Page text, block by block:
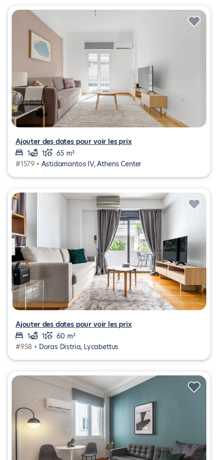
Ajouter des dates pour voir les prix
1
1
65 m²
#1579 • Astidamantos IV, Athens Center
Ajouter des dates pour voir les prix
1
1
60 m²
#958 • Doras Distria, Lycabettus